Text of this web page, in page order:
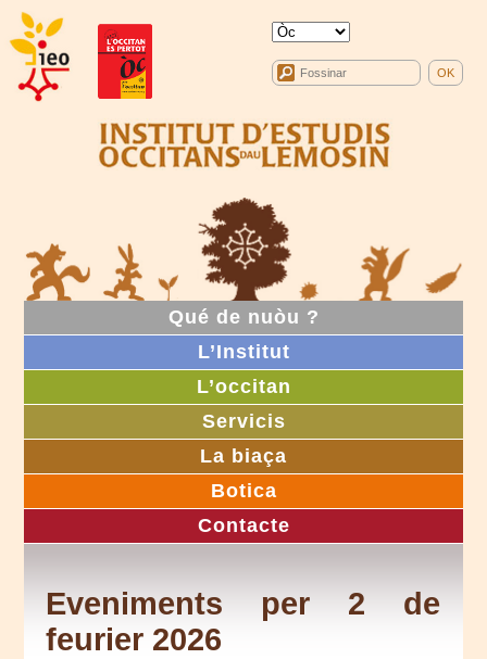
Qué de nuòu ?
L’Institut
L’occitan
Servicis
La biaça
Botica
Contacte
Eveniments per 2 de
feurier 2026